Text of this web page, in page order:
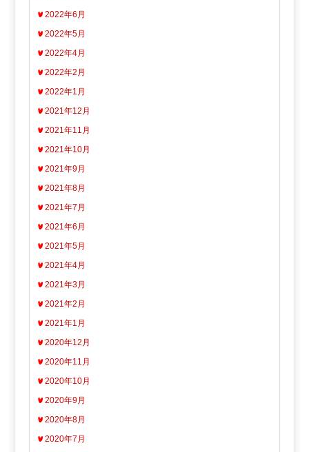
2022年6月
2022年5月
2022年4月
2022年2月
2022年1月
2021年12月
2021年11月
2021年10月
2021年9月
2021年8月
2021年7月
2021年6月
2021年5月
2021年4月
2021年3月
2021年2月
2021年1月
2020年12月
2020年11月
2020年10月
2020年9月
2020年8月
2020年7月